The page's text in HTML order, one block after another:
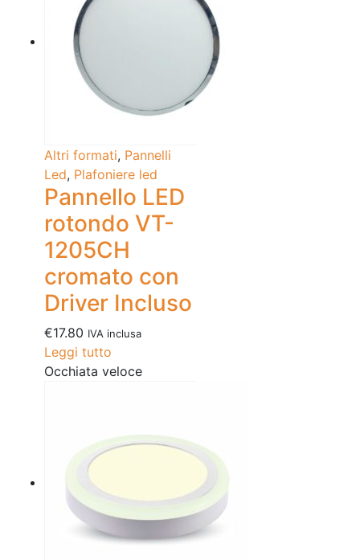
Altri formati, Pannelli
Led, Plafoniere led
Pannello LED
rotondo VT-
1205CH
cromato con
Driver Incluso
€17.80 IVA inclusa
Leggi tutto
Occhiata veloce